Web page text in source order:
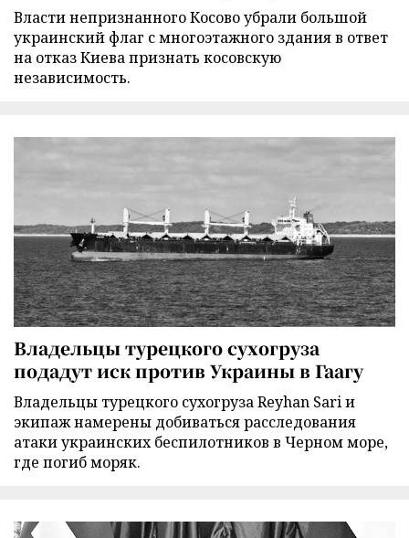
Власти непризнанного Косово убрали большой
украинский флаг с многоэтажного здания в ответ
на отказ Киева признать косовскую
независимость.
Владельцы турецкого сухогруза
подадут иск против Украины в Гаагу
Владельцы турецкого сухогруза Reyhan Sari и
экипаж намерены добиваться расследования
атаки украинских беспилотников в Черном море,
где погиб моряк.